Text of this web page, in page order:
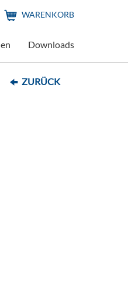
WARENKORB
Downloads
ZURÜCK